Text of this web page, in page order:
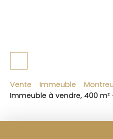
Vente Immeuble
Immeuble à vendre, 400 m²